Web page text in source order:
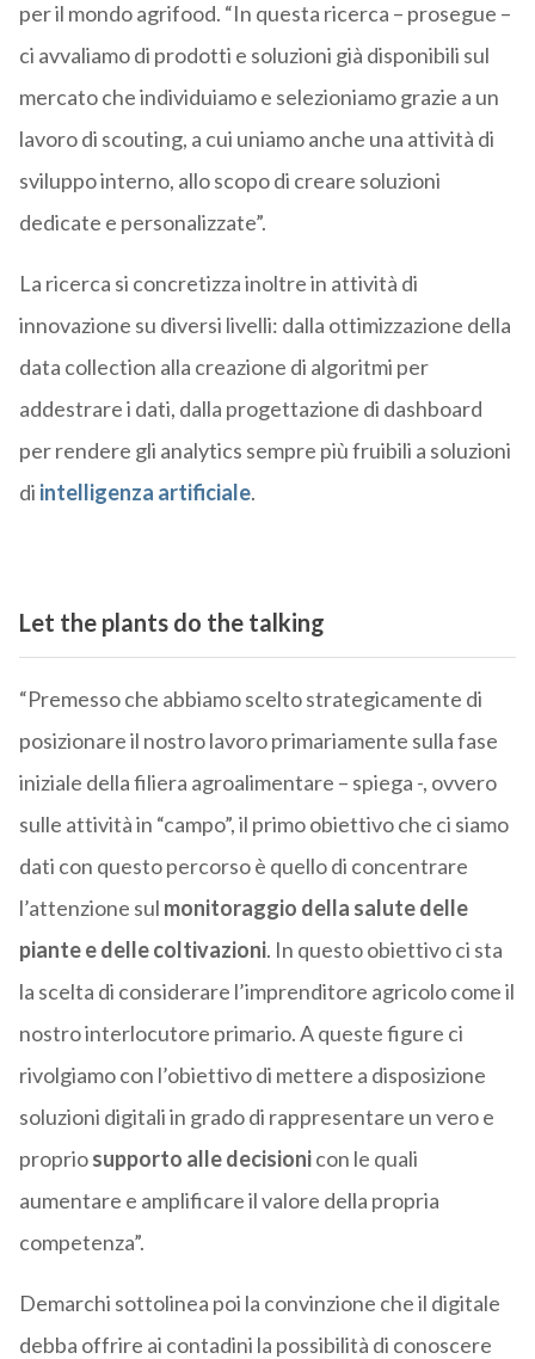
per il mondo agrifood. “In questa ricerca – prosegue –
ci avvaliamo di prodotti e soluzioni già disponibili sul
mercato che individuiamo e selezioniamo grazie a un
lavoro di scouting, a cui uniamo anche una attività di
sviluppo interno, allo scopo di creare soluzioni
dedicate e personalizzate”.
La ricerca si concretizza inoltre in attività di
innovazione su diversi livelli: dalla ottimizzazione della
data collection alla creazione di algoritmi per
addestrare i dati, dalla progettazione di dashboard
per rendere gli analytics sempre più fruibili a soluzioni
di intelligenza artificiale.
Let the plants do the talking
“Premesso che abbiamo scelto strategicamente di
posizionare il nostro lavoro primariamente sulla fase
iniziale della filiera agroalimentare – spiega -, ovvero
sulle attività in “campo”, il primo obiettivo che ci siamo
dati con questo percorso è quello di concentrare
l’attenzione sul monitoraggio della salute delle
piante e delle coltivazioni. In questo obiettivo ci sta
la scelta di considerare l’imprenditore agricolo come il
nostro interlocutore primario. A queste figure ci
rivolgiamo con l’obiettivo di mettere a disposizione
soluzioni digitali in grado di rappresentare un vero e
propriosupporto alle decisionicon le quali
aumentare e amplificare il valore della propria
competenza”.
Demarchi sottolinea poi la convinzione che il digitale
debba offrire ai contadini la possibilità di conoscere